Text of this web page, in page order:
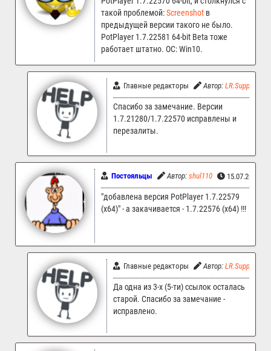
такой проблемой:Screenshot в
предыдущей версии такого не было.
PotPlayer 1.7.22581 64-bit Beta тоже
работает штатно. ОС: Win10.
Главные редакторы Автор: LR.Support
Спасибо за замечание. Версии
1.7.21280/1.7.22570 исправлены и
перезалиты.
Постояльцы Автор: shul110 15.07.2025
"добавлена версия PotPlayer 1.7.22579
(x64)" - а закачивается - 1.7.22576 (x64) !!!
Главные редакторы Автор: LR.Support
Да одна из 3-х (5-ти) ссылок осталась
старой. Спасибо за замечание -
исправлено.